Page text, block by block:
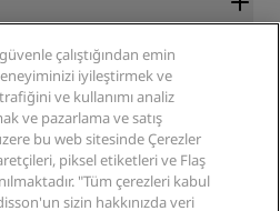
ve koşulları
çalıştığından emin
iyileştirmek ve
ve kullanımı analiz
ve pazarlama ve satış
bu web sitesinde Çerezler
piksel etiketleri ve Flaş
"Tüm çerezleri kabul
sizin hakkınızda veri